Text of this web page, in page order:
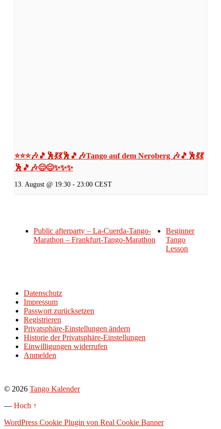
⭐⭐⭐🎶🎵🕺💃💃🕺🎵🎶Tango auf dem Neroberg 🎶🎵🕺💃💃
🕺🎵🎶😊😊✨✨✨
13. August @ 19:30 - 23:00 CEST
Public afterparty – La-Cuerda-Tango-
Marathon – Frankfurt-Tango-Marathon
Beginner
Tango
Lesson
Datenschutz
Impressum
Passwort zurücksetzen
Registrieren
Privatsphäre-Einstellungen ändern
Historie der Privatsphäre-Einstellungen
Einwilligungen widerrufen
Anmelden
© 2026 Tango Kalender
— Hoch ↑
WordPress Cookie Plugin von Real Cookie Banner